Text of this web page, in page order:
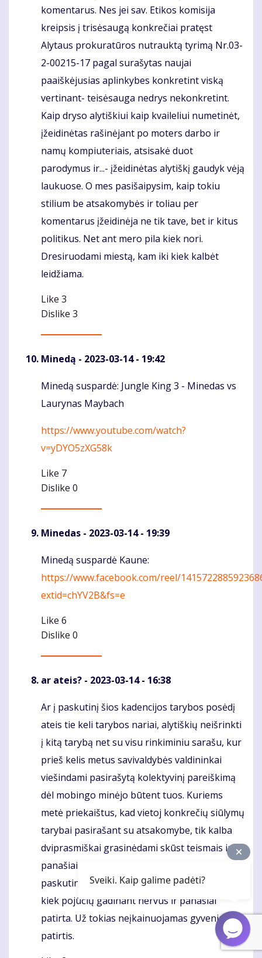
komentarus. Nes jei sav. Etikos komisija
kreipsis į trisėsaugą konkrečiai pratęst
Alytaus prokuratūros nutrauktą tyrimą Nr.03-
2-00215-17 pagal surašytas naujai
paaiškėjusias aplinkybes konkretint viską
vertinant- teisėsauga nedrys nekonkretint.
Kaip dryso alytiškiui kaip kvaileliui numetinėt,
įžeidinėtas rašinėjant po moters darbo ir
namų kompiuteriais, atsisakė duot
parodymus ir...- įžeidinėtas alytiškį gaudyk vėją
laukuose. O mes pasišaipysim, kaip tokiu
stilium be atsakomybės ir toliau per
komentarus įžeidinėja ne tik tave, bet ir kitus
politikus. Net ant mero pila kiek nori.
Dresiruodami miestą, kam iki kiek kalbėt
leidžiama.
Like 3
Dislike 3
Minedą - 2023-03-14 - 19:42
Komentaras
Minedą suspardė: Jungle King 3 - Minedas vs
Laurynas Maybach
https://www.youtube.com/watch?
v=yDYO5zXG58k
Like 7
Dislike 0
Minedas - 2023-03-14 - 19:39
Komentaras
Minedą suspardė Kaune:
https://www.facebook.com/reel/
extid=chYV2B&fs=e
Like 6
Dislike 0
ar ateis? - 2023-03-14 - 16:38
Komentaras
Ar į paskutinį šios kadencijos tarybos posėdį
ateis tie keli tarybos nariai, alytiškių neišrinkti
į kitą tarybą net su visu rinkiminiu sarašu, kur
prieš kelis metus savivaldybės valdininkai
viešindami pasirašytą kolektyvinį pareiškimą
dėl mobingo minėjo būtent tuos. Kuriems
metė priekaištus, kad vietoj konkrečių siūlymų
tarybai pasirašant su atsakomybe, tik kalba
dviprasmiškai grasinėdami skūst teismais ir
panašiai.. Sakė labai nori jiems padėkot per
paskutinį tarybos posėdį. Už per skundimus
kiek pojūčių gadinant nervus ir panašiai
patirta. Už tokias neįkainuojamas gyvenimo
patirtis.
Sveiki. Kaip galime padėti?